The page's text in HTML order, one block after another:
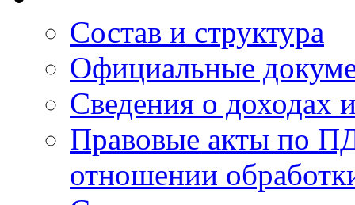
Состав и структура
Официальные
Сведения о доходах
Правовые акты по
отношении